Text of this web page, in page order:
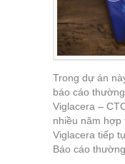
Trong dự án
báo cáo
Viglacera –
nhiều năm hợp
Viglacera tiếp
Báo cáo